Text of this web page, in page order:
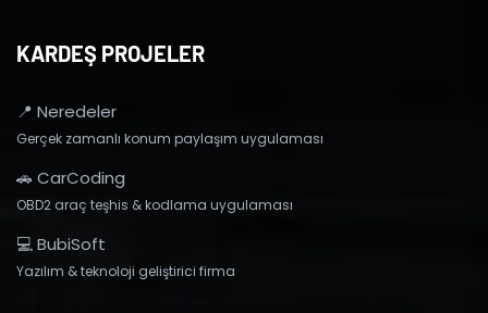
KARDEŞ PROJELER
📍 Neredeler
Gerçek zamanlı konum paylaşım uygulaması
🚗 CarCoding
OBD2 araç teşhis & kodlama uygulaması
💻 BubiSoft
Yazılım & teknoloji geliştirici firma